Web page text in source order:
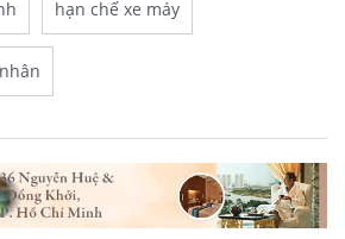
hạn chế xe máy